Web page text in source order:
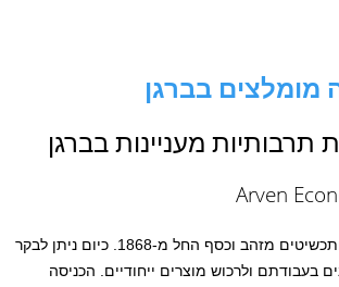
מומלצים בברגן
תרבותיות מעניינות בברגן
המקום ייצר כלי בית ותכשיטים מזהב וכסף החל מ-1868. כיום ניתן לבקר
בעבודתם ולרכוש מוצרים ייחודיים. הכניסה